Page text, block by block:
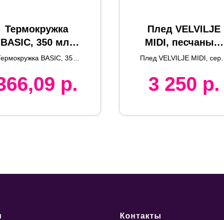
Термокружка
BASIC, 350 мл,
металл/
BASIC, 350
р.
Плед VELVILJE
MIDI, песчаный,
шерсть 30%,
150*200 см
Плед VELVILJE MIDI, серо-
70%, 150*200 см
3 250 р.
Контакты